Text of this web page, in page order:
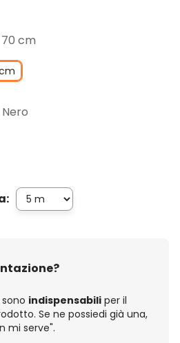
cm
Nero
indispensabili per il
Se ne possiedi già una,
mi serve".